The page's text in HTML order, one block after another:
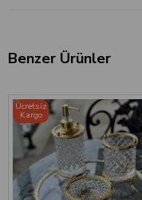
Benzer Ürünler
Ücretsiz
Kargo